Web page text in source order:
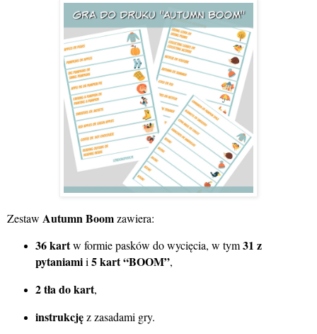
Zestaw Autumn Boomzawiera:
36 kartw formie pasków do wycięcia, w tym31 z
pytaniamii5 kart “BOOM”,
2 tła do kart,
instrukcjęz zasadami gry.